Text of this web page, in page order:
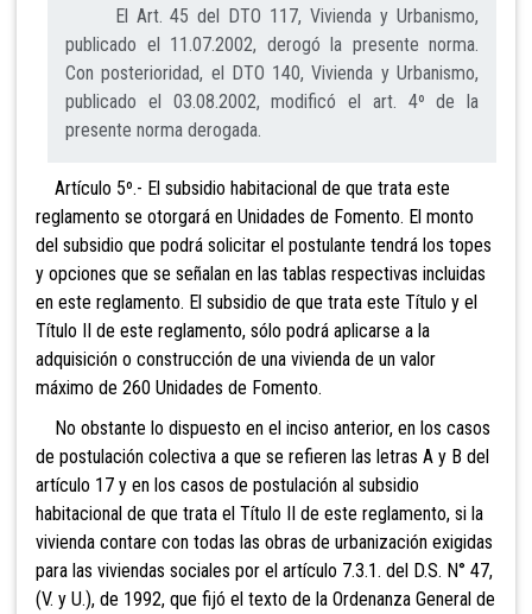
El Art. 45 del DTO 117, Vivienda y Urbanismo,
publicado el 11.07.2002, derogó la presente norma.
Con posterioridad, el DTO 140, Vivienda y Urbanismo,
publicado el 03.08.2002, modificó el art. 4º de la
presente norma derogada.
Artículo 5º.- El subsidio habitacional de que trata este
reglamento se otorgará en Unidades de Fomento. El monto
del subsidio que podrá solicitar el postulante tendrá los topes
y opciones que se señalan en las tablas respectivas incluidas
en este reglamento. El subsidio de que trata este Título y el
Título II de este reglamento, sólo podrá aplicarse a la
adquisición o construcción de una vivienda de un valor
máximo de 260 Unidades de Fomento.
No obstante lo dispuesto en el inciso anterior, en los casos
de postulación colectiva a que se refieren las letras A y B del
artículo 17 y en los casos de postulación al subsidio
habitacional de que trata el Título II de este reglamento, si la
vivienda contare con todas las obras de urbanización exigidas
para las viviendas sociales por el artículo 7.3.1. del D.S. N° 47,
(V. y U.), de 1992, que fijó el texto de la Ordenanza General de